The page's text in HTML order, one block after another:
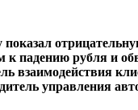
рубля и
взаимодействия
управления